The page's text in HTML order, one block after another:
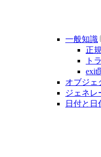
一般知識
正
ト
exit
オブジェ
ジェネレ
日付と日